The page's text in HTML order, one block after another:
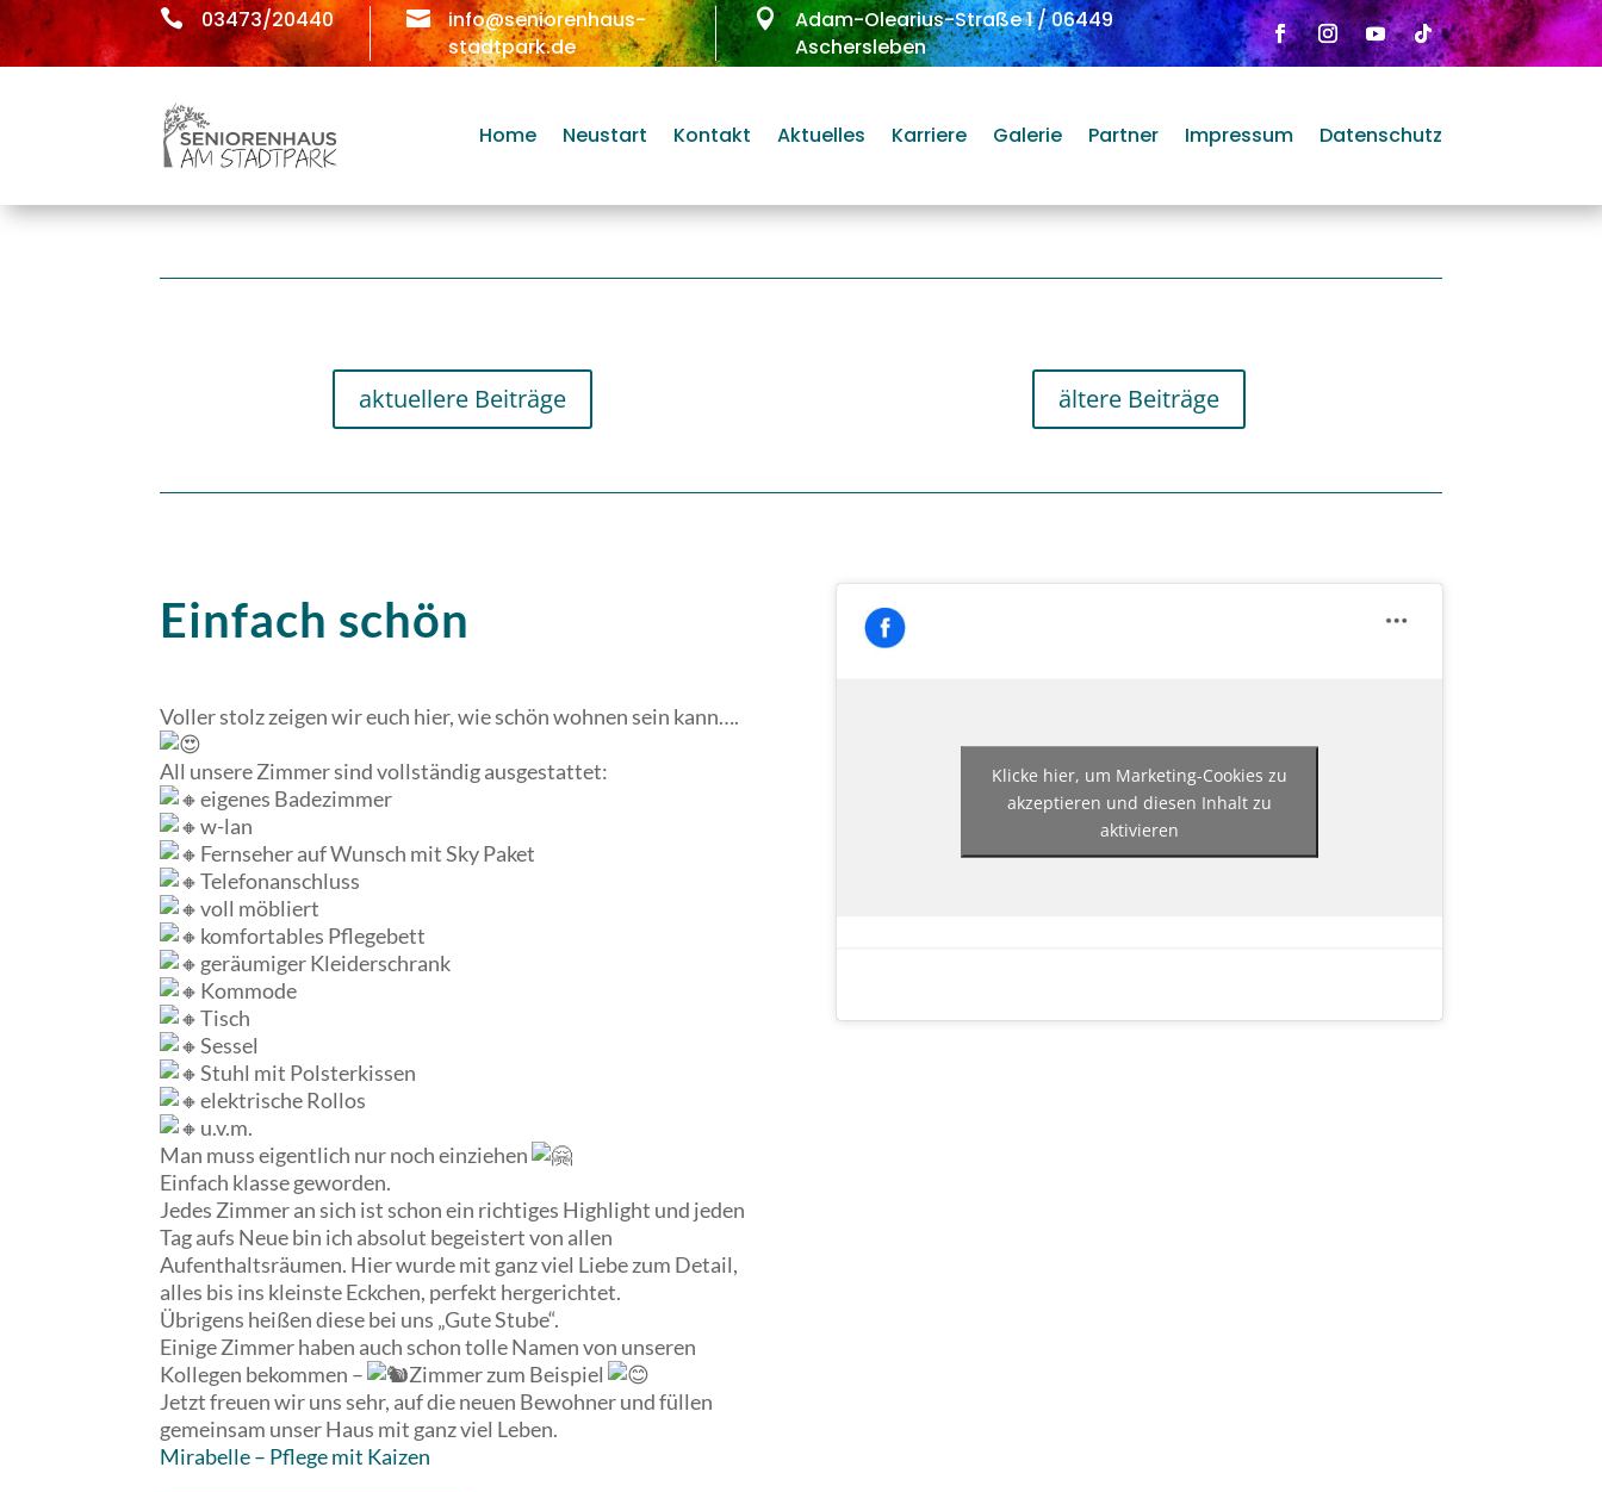
 03473/20440 
info@seniorenhaus-
stadtpark.de
 Adam-Olearius-Straße 1/06449
Aschersleben
Home Neustart Kontakt Aktuelles Karriere Galerie Partner Impressum Datenschutz
aktuellere Beiträge ältere Beiträge
Einfach schön
Voller stolz zeigen wir euch hier, wie schön wohnen sein kann….
All unsere Zimmer sind vollständig ausgestattet:
eigenes Badezimmer
w-lan
Fernseher auf Wunsch mit Sky Paket
Telefonanschluss
voll möbliert
komfortables Pflegebett
geräumiger Kleiderschrank
Kommode
Tisch
Sessel
Stuhl mit Polsterkissen
elektrische Rollos
u.v.m.
Man muss eigentlich nur noch einziehen
Einfach klasse geworden.
Jedes Zimmer an sich ist schon ein richtiges Highlight und jeden
Tag aufs Neue bin ich absolut begeistert von allen
Aufenthaltsräumen. Hier wurde mit ganz viel Liebe zum Detail,
alles bis ins kleinste Eckchen, perfekt hergerichtet.
Übrigens heißen diese bei uns „Gute Stube“.
Einige Zimmer haben auch schon tolle Namen von unseren
Kollegen bekommen –
Zimmer zum Beispiel
Jetzt freuen wir uns sehr, auf die neuen Bewohner und füllen
gemeinsam unser Haus mit ganz viel Leben.
Mirabelle – Pflege mit Kaizen
Klicke hier, um Marketing-Cookies zu
akzeptieren und diesen Inhalt zu
aktivieren